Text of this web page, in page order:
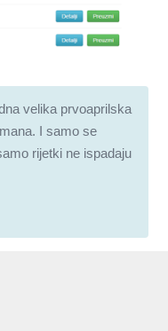
velika prvoaprilska
I samo se
rijetki ne ispadaju